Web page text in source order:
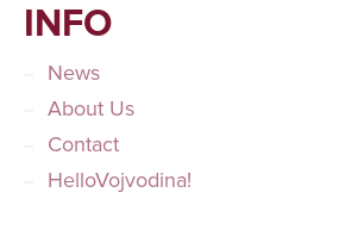
INFO
News
About Us
Contact
HelloVojvodina!